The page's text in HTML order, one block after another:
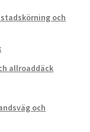
och
allroaddäck
och